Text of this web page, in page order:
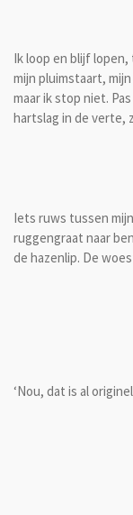
Ik loop en blijf
mijn pluimstaart,
maar ik stop niet.
hartslag in de verte,
Iets ruws tussen
ruggengraat naar
de hazenlip. De
‘Nou, dat is al